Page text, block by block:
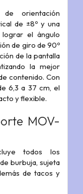
orientación
de ±8º y una
el ángulo
de giro de 90º
de la pantalla
la mejor
contenido. Con
6,3 a 37 cm, el
y flexible.
MOV-
todos los
burbuja, sujeta
de tacos y